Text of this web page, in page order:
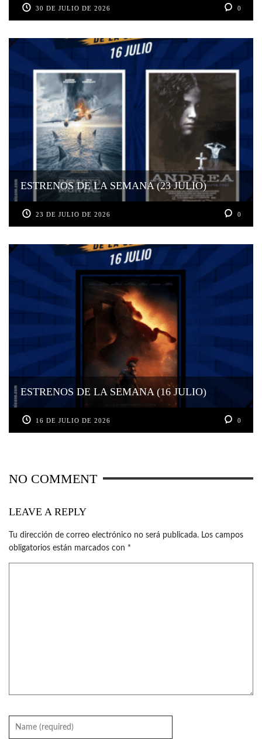
30 DE JULIO DE 2026 0
ESTRENOS DE LA SEMANA (23 JULIO)
23 DE JULIO DE 2026 0
ESTRENOS DE LA SEMANA (16 JULIO)
16 DE JULIO DE 2026 0
NO COMMENT
LEAVE A REPLY
Tu dirección de correo electrónico no será publicada. Los campos
obligatorios están marcados con *